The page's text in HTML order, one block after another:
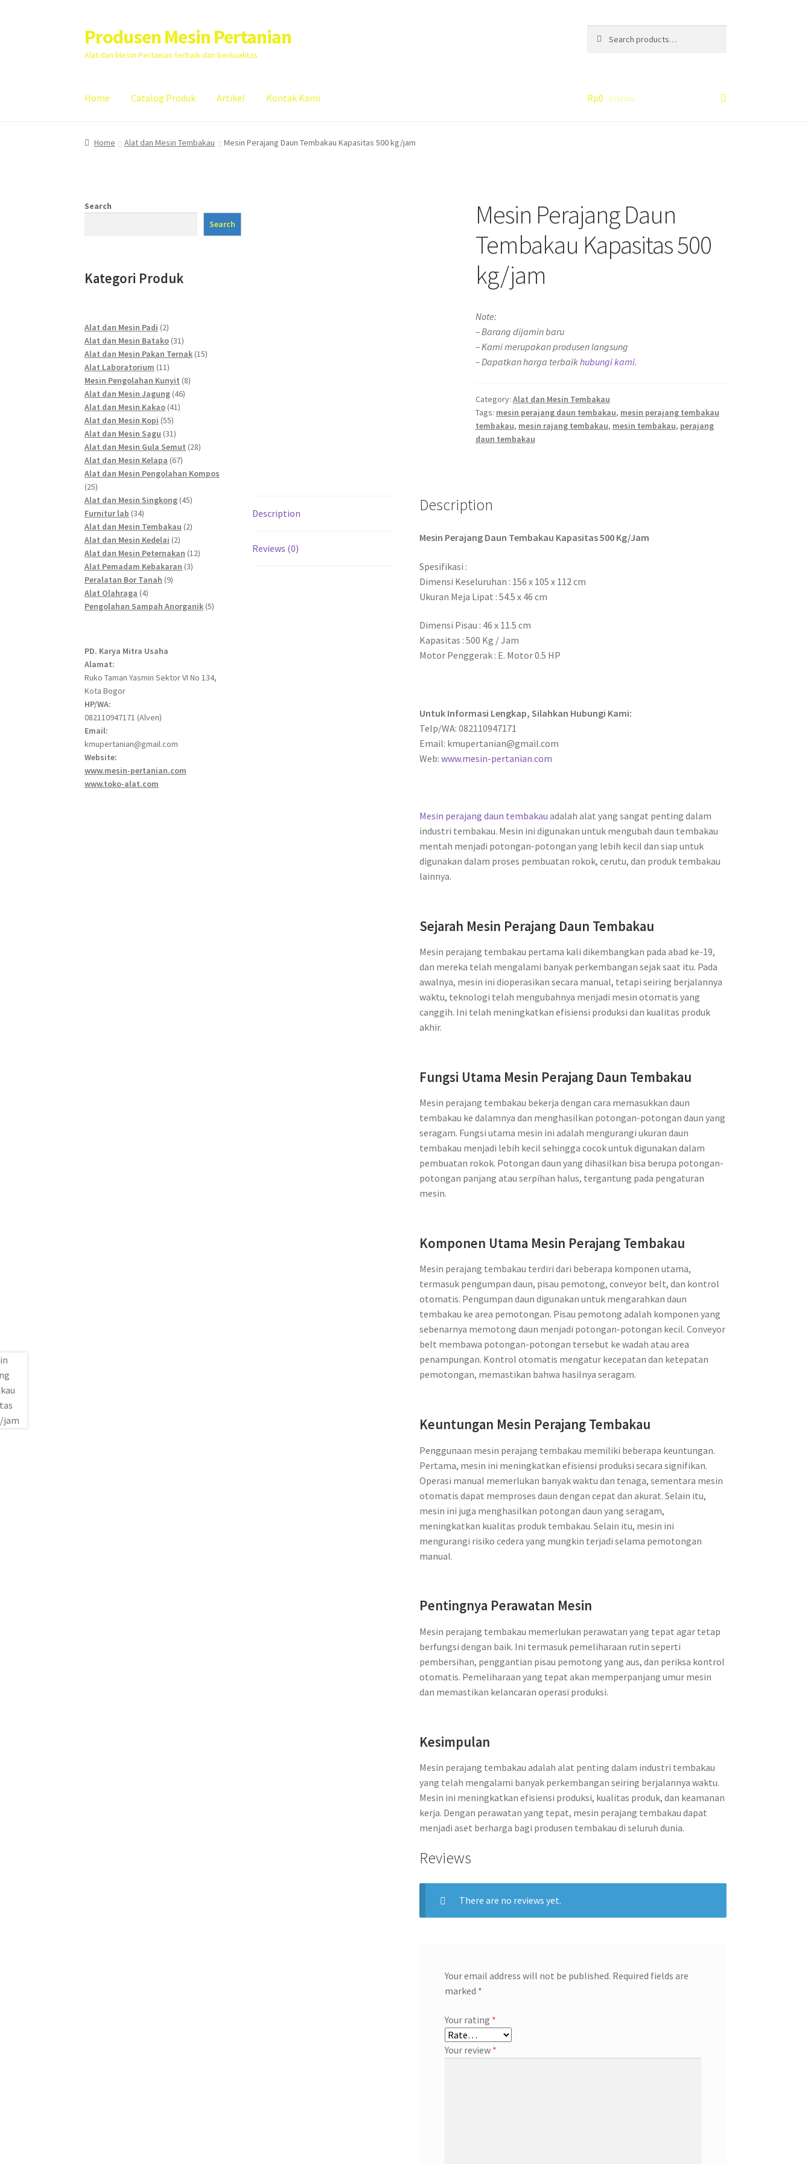
Skip
to
navigation
Skip
to
content
Produsen Mesin Pertanian
Alat dan Mesin Pertanian terbaik dan berkualitas
for:
Home Catalog Produk Artikel Kontak Kami
Home Artikel Cart Checkout Kontak Kami My account Sample Page
Rp0 0 items
Home Alat dan Mesin Tembakau Mesin Perajang Daun Tembakau Kapasitas 500 kg/jam
Mesin Perajang Daun
Tembakau Kapasitas 500
kg/jam
Note:
– Barang dijamin baru
– Kami merupakan produsen langsung
– Dapatkan harga terbaikhubungi kami.
Category: Alat dan Mesin Tembakau
Tags: mesin perajang daun tembakau, mesin perajang tembakau
tembakau, mesin rajang tembakau, mesin tembakau, perajang
daun tembakau
Description
Reviews (0)
Description
Mesin Perajang Daun Tembakau Kapasitas 500 Kg/Jam
Spesifikasi :
Dimensi Keseluruhan : 156 x 105 x 112 cm
Ukuran Meja Lipat : 54.5 x 46 cm
Dimensi Pisau : 46 x 11.5 cm
Kapasitas : 500 Kg / Jam
Motor Penggerak : E. Motor 0.5 HP
Untuk Informasi Lengkap, Silahkan Hubungi Kami:
Telp/WA: 082110947171
Email: kmupertanian@gmail.com
Web:www.mesin-pertanian.com
Mesin perajang daun tembakau adalah alat yang sangat penting dalam
industri tembakau. Mesin ini digunakan untuk mengubah daun tembakau
mentah menjadi potongan-potongan yang lebih kecil dan siap untuk
digunakan dalam proses pembuatan rokok, cerutu, dan produk tembakau
lainnya.
Sejarah Mesin Perajang Daun Tembakau
Mesin perajang tembakau pertama kali dikembangkan pada abad ke-19,
dan mereka telah mengalami banyak perkembangan sejak saat itu. Pada
awalnya, mesin ini dioperasikan secara manual, tetapi seiring berjalannya
waktu, teknologi telah mengubahnya menjadi mesin otomatis yang
canggih. Ini telah meningkatkan efisiensi produksi dan kualitas produk
akhir.
Fungsi Utama Mesin Perajang Daun Tembakau
Mesin perajang tembakau bekerja dengan cara memasukkan daun
tembakau ke dalamnya dan menghasilkan potongan-potongan daun yang
seragam. Fungsi utama mesin ini adalah mengurangi ukuran daun
tembakau menjadi lebih kecil sehingga cocok untuk digunakan dalam
pembuatan rokok. Potongan daun yang dihasilkan bisa berupa potongan-
potongan panjang atau serpihan halus, tergantung pada pengaturan
mesin.
Komponen Utama Mesin Perajang Tembakau
Mesin perajang tembakau terdiri dari beberapa komponen utama,
termasuk pengumpan daun, pisau pemotong, conveyor belt, dan kontrol
otomatis. Pengumpan daun digunakan untuk mengarahkan daun
tembakau ke area pemotongan. Pisau pemotong adalah komponen yang
sebenarnya memotong daun menjadi potongan-potongan kecil. Conveyor
belt membawa potongan-potongan tersebut ke wadah atau area
penampungan. Kontrol otomatis mengatur kecepatan dan ketepatan
pemotongan, memastikan bahwa hasilnya seragam.
Keuntungan Mesin Perajang Tembakau
Penggunaan mesin perajang tembakau memiliki beberapa keuntungan.
Pertama, mesin ini meningkatkan efisiensi produksi secara signifikan.
Operasi manual memerlukan banyak waktu dan tenaga, sementara mesin
otomatis dapat memproses daun dengan cepat dan akurat. Selain itu,
mesin ini juga menghasilkan potongan daun yang seragam,
meningkatkan kualitas produk tembakau. Selain itu, mesin ini
mengurangi risiko cedera yang mungkin terjadi selama pemotongan
manual.
Pentingnya Perawatan Mesin
Mesin perajang tembakau memerlukan perawatan yang tepat agar tetap
berfungsi dengan baik. Ini termasuk pemeliharaan rutin seperti
pembersihan, penggantian pisau pemotong yang aus, dan periksa kontrol
otomatis. Pemeliharaan yang tepat akan memperpanjang umur mesin
dan memastikan kelancaran operasi produksi.
Kesimpulan
Mesin perajang tembakau adalah alat penting dalam industri tembakau
yang telah mengalami banyak perkembangan seiring berjalannya waktu.
Mesin ini meningkatkan efisiensi produksi, kualitas produk, dan keamanan
kerja. Dengan perawatan yang tepat, mesin perajang tembakau dapat
menjadi aset berharga bagi produsen tembakau di seluruh dunia.
Reviews
There are no reviews yet.
Your email address will not be published. Required fields are
marked *
Your rating *
Your review *
Search
Search
Kategori Produk
Alat dan Mesin Padi 22
products
Alat dan Mesin Batako 3131
products
Alat dan Mesin Pakan Ternak 1515
Alat Laboratorium 1111
products
Mesin Pengolahan Kunyit 88
Alat dan Mesin Jagung 4646
Alat dan Mesin Kakao 4141
Alat dan Mesin Kopi 5555
products
Alat dan Mesin Sagu 3131
products
Alat dan Mesin Gula Semut 2828
Alat dan Mesin Kelapa 6767
products
Alat dan Mesin Pengolahan Kompos
2525
products
Alat dan Mesin Singkong 4545
Furnitur lab 3434
products
Alat dan Mesin Tembakau 22
Alat dan Mesin Kedelai 22
products
Alat dan Mesin Peternakan 1212
Alat Pemadam Kebakaran 33
Peralatan Bor Tanah 99
Alat Olahraga 44
products
Pengolahan Sampah Anorganik 55
PD. Karya Mitra Usaha
Alamat:
Ruko Taman Yasmin Sektor VI No 134,
Kota Bogor
HP/WA:
082110947171 (Alven)
Email:
kmupertanian@gmail.com
Website:
www.mesin-pertanian.com
www.toko-alat.com